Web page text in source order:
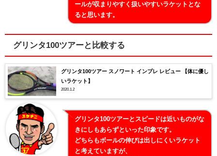
ールが収まりやすく扱いやすいラケットとな
ると思います。
グリンタ100ツアーと比較する
グリンタ100ツアー スノワート インプレ レビュー 【体に優し
いラケット】
2020.1.2
グリンタ100ツアーとスピードは近いものがな
きにしもあらずといった印象です。
どちらもボールの伸びは出しにくいラケット
と考えていますが、